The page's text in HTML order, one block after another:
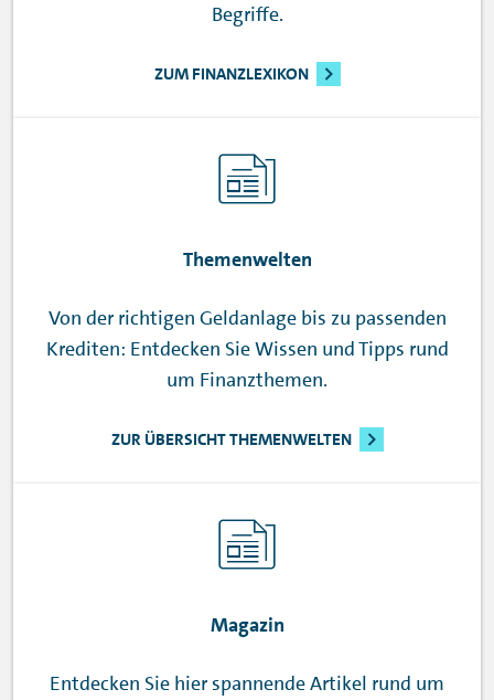
Begriffe.
ZUM FINANZLEXIKON
Themenwelten
Von der richtigen Geldanlage bis zu passenden
Krediten: Entdecken Sie Wissen und Tipps rund
um Finanzthemen.
ZUR ÜBERSICHT THEMENWELTEN
Magazin
Entdecken Sie hier spannende Artikel rund um